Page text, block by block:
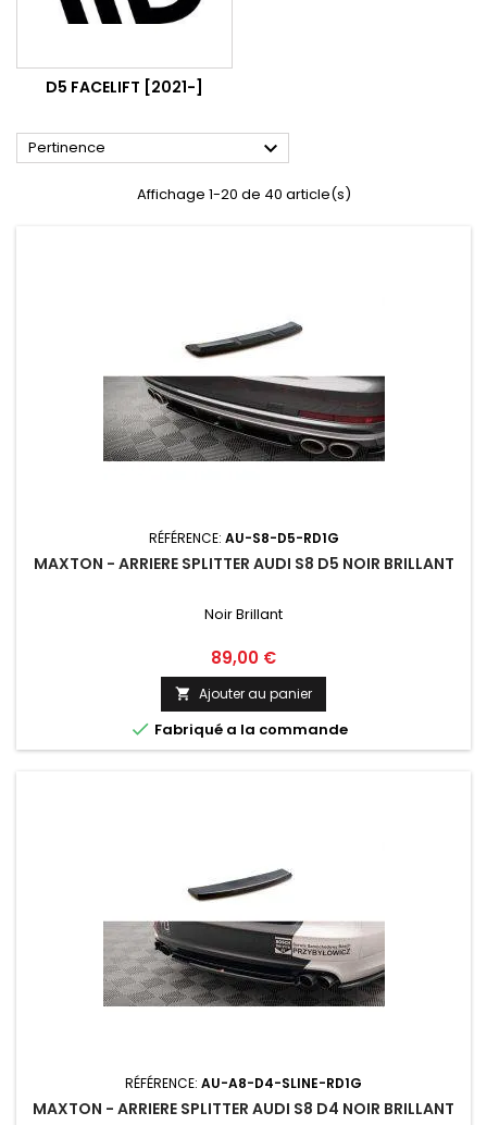
D5 FACELIFT [2021-]
Pertinence 
Affichage 1-20 de 40 article(s)
RÉFÉRENCE: AU-S8-D5-RD1G
MAXTON - ARRIERE SPLITTER AUDI S8 D5 NOIR BRILLANT
Noir Brillant
Prix
89,00 €
 Ajouter au panier
 Fabriqué a la commande
RÉFÉRENCE: AU-A8-D4-SLINE-RD1G
MAXTON - ARRIERE SPLITTER AUDI S8 D4 NOIR BRILLANT